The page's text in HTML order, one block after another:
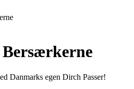
Danmarks egen Dirch Passer!